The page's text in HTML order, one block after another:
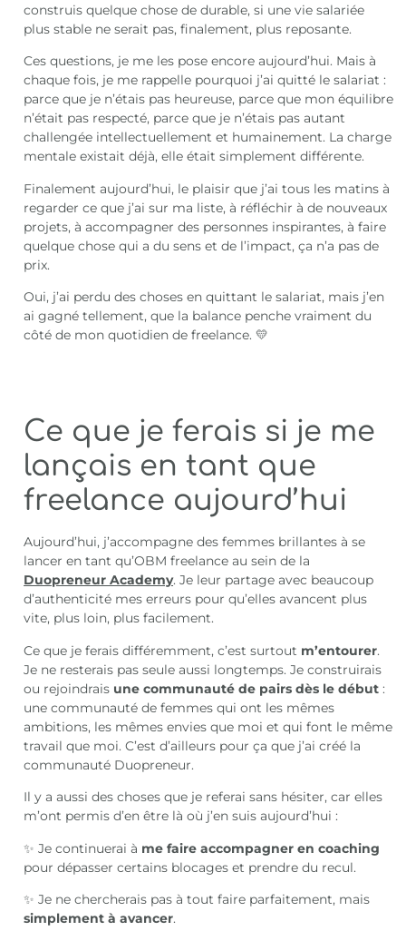
construis quelque chose de durable, si une vie salariée
plus stable ne serait pas, finalement, plus reposante.
Ces questions, je me les pose encore aujourd’hui. Mais à
chaque fois, je me rappelle pourquoi j’ai quitté le salariat :
parce que je n’étais pas heureuse, parce que mon équilibre
n’était pas respecté, parce que je n’étais pas autant
challengée intellectuellement et humainement. La charge
mentale existait déjà, elle était simplement différente.
Finalement aujourd’hui, le plaisir que j’ai tous les matins à
regarder ce que j’ai sur ma liste, à réfléchir à de nouveaux
projets, à accompagner des personnes inspirantes, à faire
quelque chose qui a du sens et de l’impact, ça n’a pas de
prix.
Oui, j’ai perdu des choses en quittant le salariat, mais j’en
ai gagné tellement, que la balance penche vraiment du
côté de mon quotidien de freelance. 💛
Ce que je ferais si je me
lançais en tant que
freelance aujourd’hui
Aujourd’hui, j’accompagne des femmes brillantes à se
lancer en tant qu’OBM freelance au sein de la
Duopreneur Academy. Je leur partage avec beaucoup
d’authenticité mes erreurs pour qu’elles avancent plus
vite, plus loin, plus facilement.
Ce que je ferais différemment, c’est surtout m’entourer.
Je ne resterais pas seule aussi longtemps. Je construirais
ou rejoindrais une communauté de pairs dès le début :
une communauté de femmes qui ont les mêmes
ambitions, les mêmes envies que moi et qui font le même
travail que moi. C’est d’ailleurs pour ça que j’ai créé la
communauté Duopreneur.
Il y a aussi des choses que je referai sans hésiter, car elles
m’ont permis d’en être là où j’en suis aujourd’hui :
✨ Je continuerai à me faire accompagner en coaching
pour dépasser certains blocages et prendre du recul.
✨ Je ne chercherais pas à tout faire parfaitement, mais
simplement à avancer.